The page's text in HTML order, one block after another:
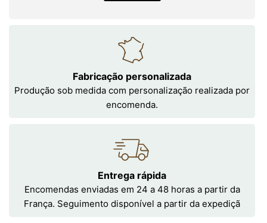
Fabricação personalizada
Produção sob medida com personalização realizada por
encomenda.
Entrega rápida
Encomendas enviadas em 24 a 48 horas a partir da
França. Seguimento disponível a partir da expediçã